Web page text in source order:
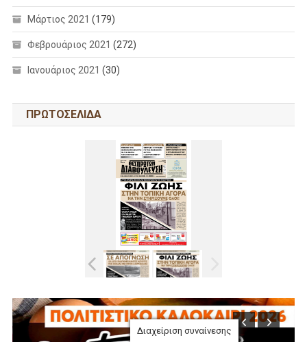
Μάρτιος 2021 (179)
Φεβρουάριος 2021 (272)
Ιανουάριος 2021 (30)
ΠΡΩΤΟΣΕΛΙΔΑ
Διαχείριση συναίνεσης